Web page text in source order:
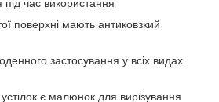
час використання
поверхні мають антиковзкий
застосування у всіх видах
є малюнок для вирізування